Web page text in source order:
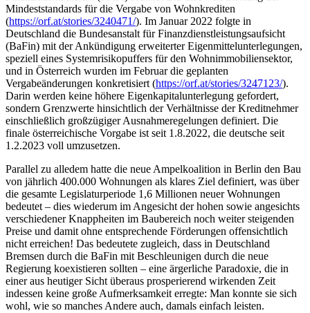
Mindeststandards für die Vergabe von Wohnkrediten
(https://orf.at/stories/3240471/). Im Januar 2022 folgte in
Deutschland die Bundesanstalt für Finanzdienstleistungsaufsicht
(BaFin) mit der Ankündigung erweiterter Eigenmittelunterlegungen,
speziell eines Systemrisikopuffers für den Wohnimmobiliensektor,
und in Österreich wurden im Februar die geplanten
Vergabeänderungen konkretisiert (https://orf.at/stories/3247123/).
Darin werden keine höhere Eigenkapitalunterlegung gefordert,
sondern Grenzwerte hinsichtlich der Verhältnisse der Kreditnehmer
einschließlich großzügiger Ausnahmeregelungen definiert. Die
finale österreichische Vorgabe ist seit 1.8.2022, die deutsche seit
1.2.2023 voll umzusetzen.
Parallel zu alledem hatte die neue Ampelkoalition in Berlin den Bau
von jährlich 400.000 Wohnungen als klares Ziel definiert, was über
die gesamte Legislaturperiode 1,6 Millionen neuer Wohnungen
bedeutet – dies wiederum im Angesicht der hohen sowie angesichts
verschiedener Knappheiten im Baubereich noch weiter steigenden
Preise und damit ohne entsprechende Förderungen offensichtlich
nicht erreichen! Das bedeutete zugleich, dass in Deutschland
Bremsen durch die BaFin mit Beschleunigen durch die neue
Regierung koexistieren sollten – eine ärgerliche Paradoxie, die in
einer aus heutiger Sicht überaus prosperierend wirkenden Zeit
indessen keine große Aufmerksamkeit erregte: Man konnte sie sich
wohl, wie so manches Andere auch, damals einfach leisten.